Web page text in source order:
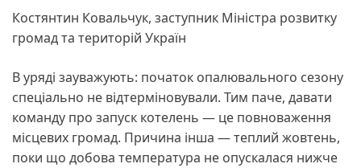
Костянтин Ковальчук, заступник Міністра розвитку
громад та територій Україн
В уряді зауважують: початок опалювального сезону
спеціально не відтерміновували. Тим паче, давати
команду про запуск котелень — це повноваження
місцевих громад. Причина інша — теплий жовтень,
поки що добова температура не опускалася нижче